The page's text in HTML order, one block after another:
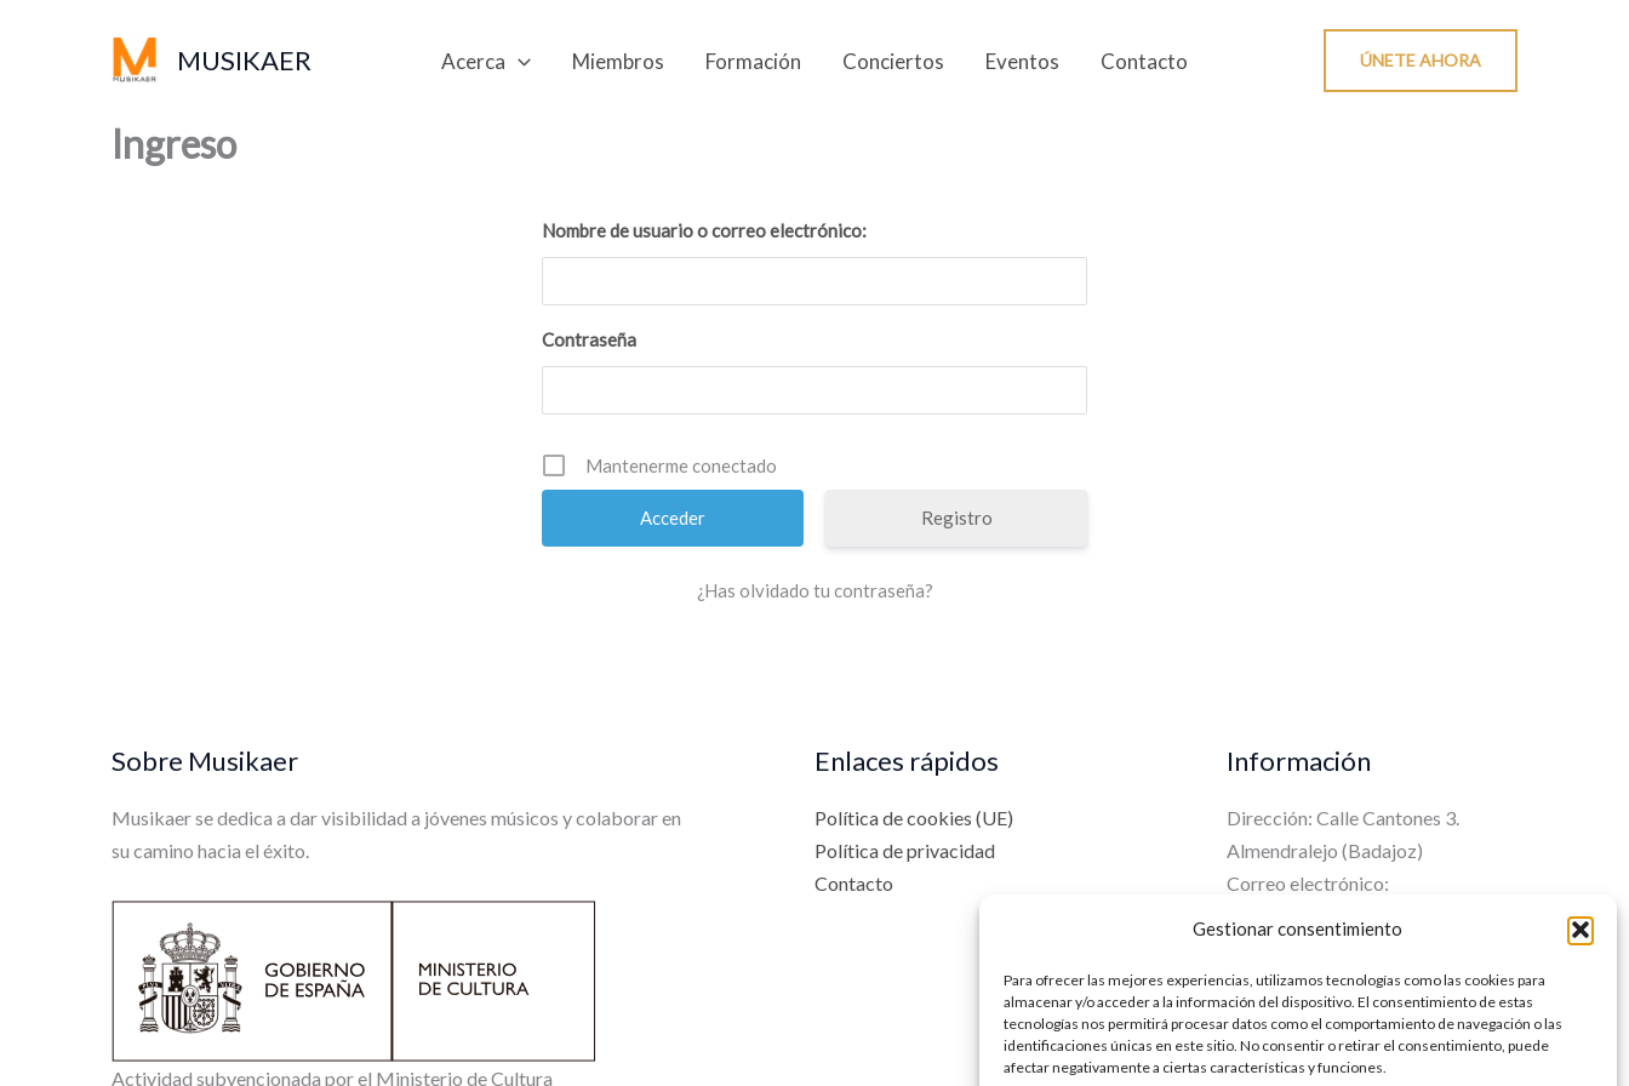
Gestionar consentimiento
Para ofrecer las mejores experiencias, utilizamos tecnologías como las cookies para
almacenar y/o acceder a la información del dispositivo. El consentimiento de estas
tecnologías nos permitirá procesar datos como el comportamiento de navegación o las
identificaciones únicas en este sitio. No consentir o retirar el consentimiento, puede
afectar negativamente a ciertas características y funciones.
MUSIKAER Acerca Miembros Formación Conciertos Eventos Contacto ÚNETE AHORA
Ingreso
Nombre de usuario o correo electrónico:
Contraseña
Mantenerme conectado
Registro
¿Has olvidado tu contraseña?
Sobre Musikaer
Musikaer se dedica a dar visibilidad a jóvenes músicos y colaborar en
su camino hacia el éxito.
Actividad subvencionada por el Ministerio de Cultura
Enlaces rápidos
Política de cookies (UE)
Política de privacidad
Contacto
Información
Dirección: Calle Cantones 3.
Almendralejo (Badajoz)
Correo electrónico: